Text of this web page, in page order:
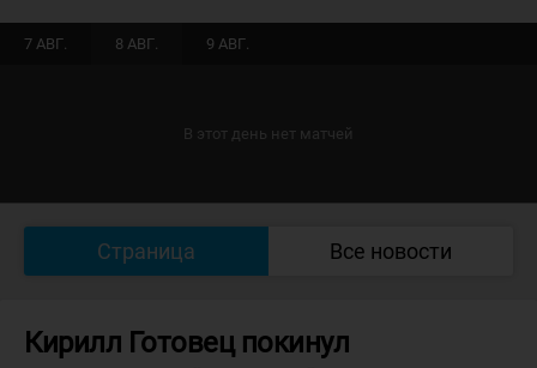
7 АВГ. 8 АВГ. 9 АВГ.
В этот день нет матчей
Страница Все новости
Кирилл Готовец покинул